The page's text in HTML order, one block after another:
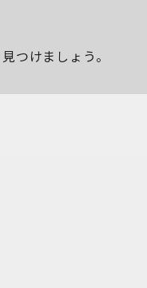
つけましょう。